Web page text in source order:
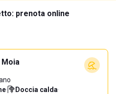
prenota online
Moia
· Doccia calda·